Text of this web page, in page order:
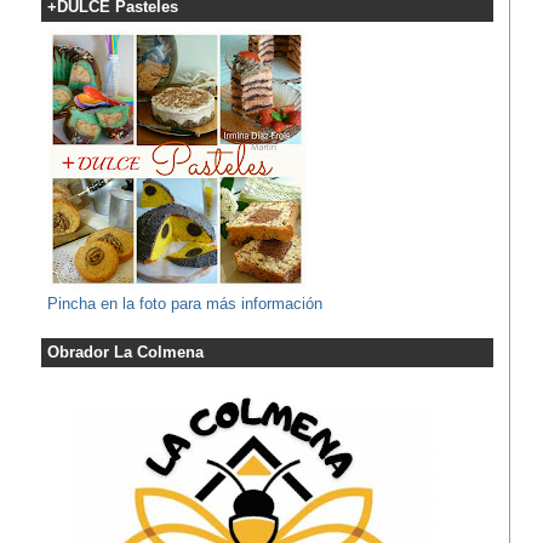
+DULCE Pasteles
Pincha en la foto para más información
Obrador La Colmena